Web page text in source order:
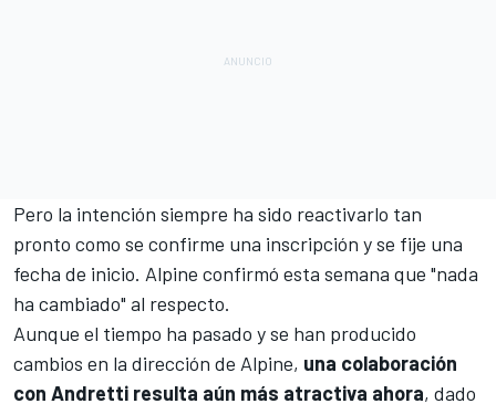
Pero la intención siempre ha sido reactivarlo tan
pronto como se confirme una inscripción y se fije una
fecha de inicio. Alpine confirmó esta semana que "nada
ha cambiado" al respecto.
Aunque el tiempo ha pasado y se han producido
cambios en la dirección de Alpine, una colaboración
con Andretti resulta aún más atractiva ahora, dado